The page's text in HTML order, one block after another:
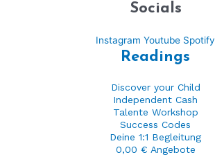
Socials
Instagram Youtube Spotify
Readings
Discover your Child
Independent Cash
Talente Workshop
Success Codes
Deine 1:1 Begleitung
0,00 € Angebote